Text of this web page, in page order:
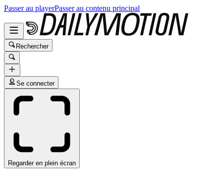
Passer au playerPasser au contenu principal
Rechercher
Se connecter
Regarder en plein écran